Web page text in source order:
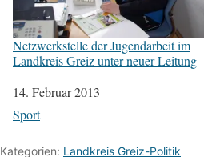
Netzwerkstelle der Jugendarbeit im
Landkreis Greiz unter neuer Leitung
Datum
14. Februar 2013
In Bezug auf
Sport
Kategorien: Landkreis Greiz-Politik